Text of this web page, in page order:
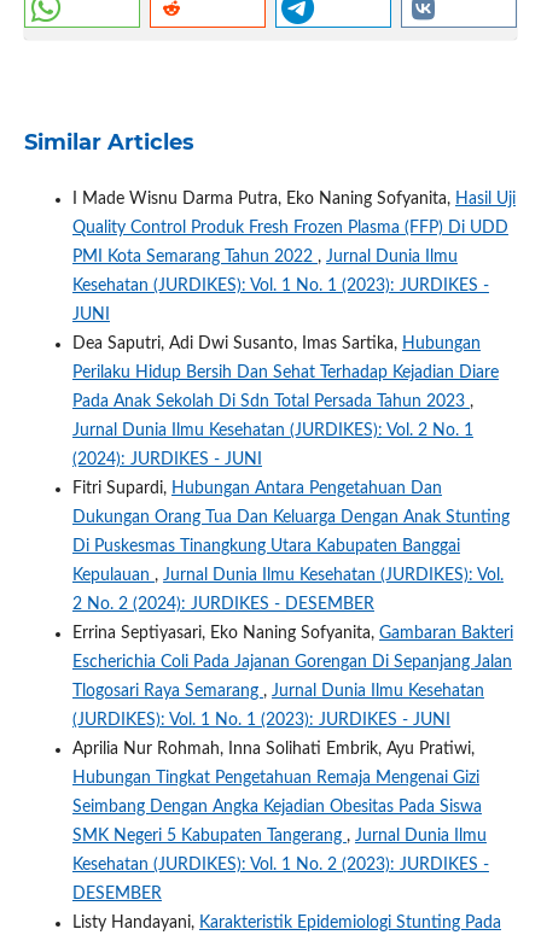
Similar Articles
I Made Wisnu Darma Putra, Eko Naning Sofyanita, Hasil Uji
Quality Control Produk Fresh Frozen Plasma (FFP) Di UDD
PMI Kota Semarang Tahun 2022 , Jurnal Dunia Ilmu
Kesehatan (JURDIKES): Vol. 1 No. 1 (2023): JURDIKES -
JUNI
Dea Saputri, Adi Dwi Susanto, Imas Sartika, Hubungan
Perilaku Hidup Bersih Dan Sehat Terhadap Kejadian Diare
Pada Anak Sekolah Di Sdn Total Persada Tahun 2023 ,
Jurnal Dunia Ilmu Kesehatan (JURDIKES): Vol. 2 No. 1
(2024): JURDIKES - JUNI
Fitri Supardi, Hubungan Antara Pengetahuan Dan
Dukungan Orang Tua Dan Keluarga Dengan Anak Stunting
Di Puskesmas Tinangkung Utara Kabupaten Banggai
Kepulauan , Jurnal Dunia Ilmu Kesehatan (JURDIKES): Vol.
2 No. 2 (2024): JURDIKES - DESEMBER
Errina Septiyasari, Eko Naning Sofyanita, Gambaran Bakteri
Escherichia Coli Pada Jajanan Gorengan Di Sepanjang Jalan
Tlogosari Raya Semarang , Jurnal Dunia Ilmu Kesehatan
(JURDIKES): Vol. 1 No. 1 (2023): JURDIKES - JUNI
Aprilia Nur Rohmah, Inna Solihati Embrik, Ayu Pratiwi,
Hubungan Tingkat Pengetahuan Remaja Mengenai Gizi
Seimbang Dengan Angka Kejadian Obesitas Pada Siswa
SMK Negeri 5 Kabupaten Tangerang , Jurnal Dunia Ilmu
Kesehatan (JURDIKES): Vol. 1 No. 2 (2023): JURDIKES -
DESEMBER
Listy Handayani, Karakteristik Epidemiologi Stunting Pada